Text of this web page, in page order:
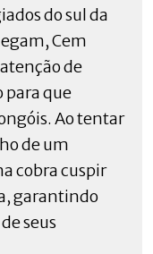
do sul da
Cem
de
para que
Ao tentar
de um
cobra cuspir
garantindo
seus